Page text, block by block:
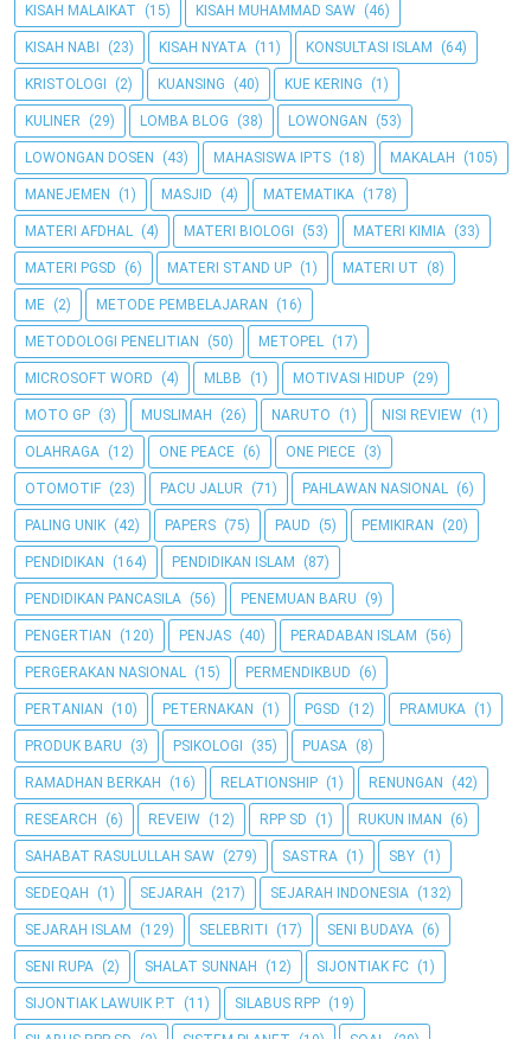
KISAH MALAIKAT (15) KISAH MUHAMMAD SAW (46)
KISAH NABI (23) KISAH NYATA (11) KONSULTASI ISLAM (64)
KRISTOLOGI (2) KUANSING (40) KUE KERING (1)
KULINER (29) LOMBA BLOG (38) LOWONGAN (53)
LOWONGAN DOSEN (43) MAHASISWA IPTS (18) MAKALAH (105)
MANEJEMEN (1) MASJID (4) MATEMATIKA (178)
MATERI AFDHAL (4) MATERI BIOLOGI (53) MATERI KIMIA (33)
MATERI PGSD (6) MATERI STAND UP (1) MATERI UT (8)
ME (2) METODE PEMBELAJARAN (16)
METODOLOGI PENELITIAN (50) METOPEL (17)
MICROSOFT WORD (4) MLBB (1) MOTIVASI HIDUP (29)
MOTO GP (3) MUSLIMAH (26) NARUTO (1) NISI REVIEW (1)
OLAHRAGA (12) ONE PEACE (6) ONE PIECE (3)
OTOMOTIF (23) PACU JALUR (71) PAHLAWAN NASIONAL (6)
PALING UNIK (42) PAPERS (75) PAUD (5) PEMIKIRAN (20)
PENDIDIKAN (164) PENDIDIKAN ISLAM (87)
PENDIDIKAN PANCASILA (56) PENEMUAN BARU (9)
PENGERTIAN (120) PENJAS (40) PERADABAN ISLAM (56)
PERGERAKAN NASIONAL (15) PERMENDIKBUD (6)
PERTANIAN (10) PETERNAKAN (1) PGSD (12) PRAMUKA (1)
PRODUK BARU (3) PSIKOLOGI (35) PUASA (8)
RAMADHAN BERKAH (16) RELATIONSHIP (1) RENUNGAN (42)
RESEARCH (6) REVEIW (12) RPP SD (1) RUKUN IMAN (6)
SAHABAT RASULULLAH SAW (279) SASTRA (1) SBY (1)
SEDEQAH (1) SEJARAH (217) SEJARAH INDONESIA (132)
SEJARAH ISLAM (129) SELEBRITI (17) SENI BUDAYA (6)
SENI RUPA (2) SHALAT SUNNAH (12) SIJONTIAK FC (1)
SIJONTIAK LAWUIK P.T (11) SILABUS RPP (19)